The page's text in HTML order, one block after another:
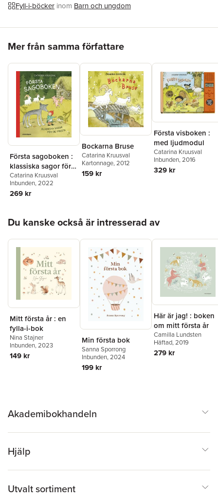
Fyll-i-böcker inom Barn och ungdom
Mer från samma författare
Första sagoboken :
klassiska sagor för
de yngsta
Catarina Kruusval
Inbunden, 2022
269 kr
Bockarna Bruse
Catarina Kruusval
Kartonnage, 2012
159 kr
Första visboken :
med ljudmodul
Catarina Kruusval
Inbunden, 2016
329 kr
Du kanske också är intresserad av
Mitt första år : en
fylla-i-bok
Nina Stajner
Inbunden, 2023
149 kr
Min första bok
Sanna Sporrong
Inbunden, 2024
199 kr
Här är jag! : boken
om mitt första år
Camilla Lundsten
Häftad, 2019
279 kr
Akademibokhandeln
Hjälp
Utvalt sortiment